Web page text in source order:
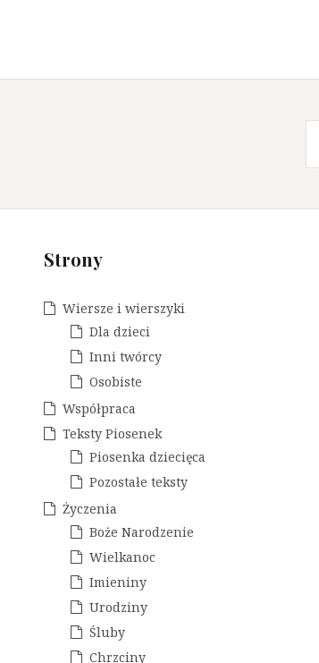
Strony
Wiersze i wierszyki
Dla dzieci
Inni twórcy
Osobiste
Współpraca
Teksty Piosenek
Piosenka dziecięca
Pozostałe teksty
Życzenia
Boże Narodzenie
Wielkanoc
Imieniny
Urodziny
Śluby
Chrzciny